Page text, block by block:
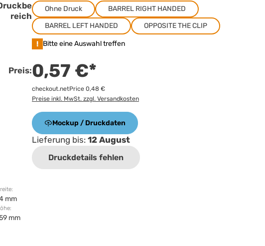
reich
Ohne Druck
BARREL RIGHT HANDED
BARREL LEFT HANDED
OPPOSITE THE CLIP
! Bitte eine Auswahl treffen
Preis:0,57 €*
checkout.netPrice 0,48 €
Preise inkl. MwSt. zzgl. Versandkosten
Mockup / Druckdaten
Lieferung bis: 12 August
Druckdetails fehlen
mm
mm